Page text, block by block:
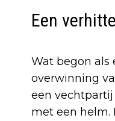
Een
Wat begon als
overwinning
een
met een helm.